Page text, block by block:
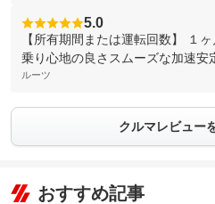
5.0
【所有期間または運転回数】 １
乗り心地の良さスムーズな加速安
ルーツ
クルマレビュー
おすすめ記事